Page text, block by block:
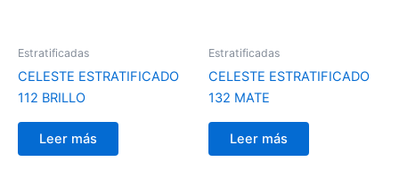
Estratificadas
CELESTE ESTRATIFICADO
112 BRILLO
Leer más
Estratificadas
CELESTE ESTRATIFICADO
132 MATE
Leer más